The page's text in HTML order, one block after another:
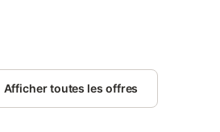
Afficher toutes les offres